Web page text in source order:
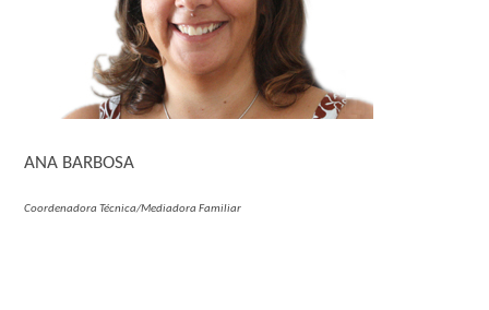
ANA BARBOSA
Coordenadora Técnica/Mediadora Familiar